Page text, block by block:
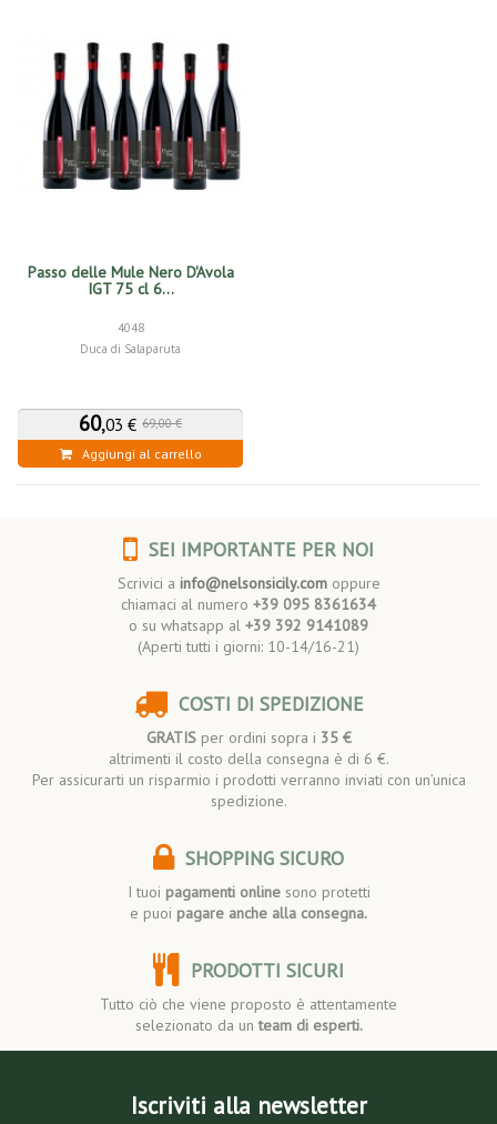
Passo delle Mule Nero D'Avola
IGT 75 cl 6...
4048
Duca di Salaparuta
60,03 € 69,00 €
Aggiungi al carrello
SEI IMPORTANTE PER NOI
Scrivici a info@nelsonsicily.comoppure
chiamaci al numero +39 095 8361634
o su whatsapp al +39 392 9141089
(Aperti tutti i giorni: 10-14/16-21)
COSTI DI SPEDIZIONE
GRATISper ordini sopra i 35 €
altrimenti il costo della consegna è di 6 €.
Per assicurarti un risparmio i prodotti verranno inviati con un’unica
spedizione.
SHOPPING SICURO
I tuoi pagamenti onlinesono protetti
e puoi pagare anche alla consegna.
PRODOTTI SICURI
Tutto ciò che viene proposto è attentamente
selezionato da unteam di esperti.
Iscriviti alla newsletter